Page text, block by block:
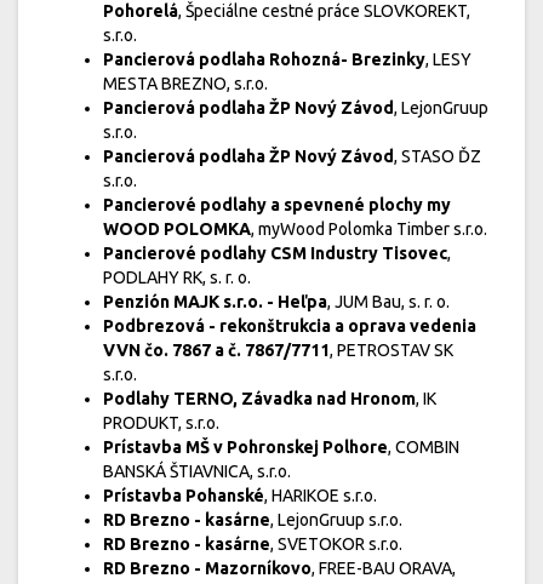
Pohorelá, Špeciálne cestné práce SLOVKOREKT,
s.r.o.
Pancierová podlaha Rohozná- Brezinky, LESY
MESTA BREZNO, s.r.o.
Pancierová podlaha ŽP Nový Závod, LejonGruup
s.r.o.
Pancierová podlaha ŽP Nový Závod, STASO ĎZ
s.r.o.
Pancierové podlahy a spevnené plochy my
WOOD POLOMKA, myWood Polomka Timber s.r.o.
Pancierové podlahy CSM Industry Tisovec,
PODLAHY RK, s. r. o.
Penzión MAJK s.r.o. - Heľpa, JUM Bau, s. r. o.
Podbrezová - rekonštrukcia a oprava vedenia
VVN čo. 7867 a č. 7867/7711, PETROSTAV SK
s.r.o.
Podlahy TERNO, Závadka nad Hronom, IK
PRODUKT, s.r.o.
Prístavba MŠ v Pohronskej Polhore, COMBIN
BANSKÁ ŠTIAVNICA, s.r.o.
Prístavba Pohanské, HARIKOE s.r.o.
RD Brezno - kasárne, LejonGruup s.r.o.
RD Brezno - kasárne, SVETOKOR s.r.o.
RD Brezno - Mazorníkovo, FREE-BAU ORAVA,